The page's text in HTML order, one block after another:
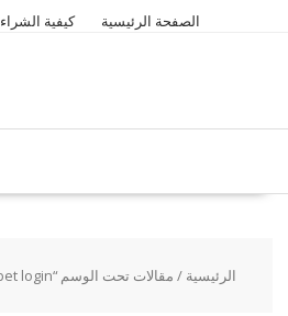
الصفحة الرئيسية كيفية الشراء
الرئيسية / مقالات تحت الوسم “lalabet login”